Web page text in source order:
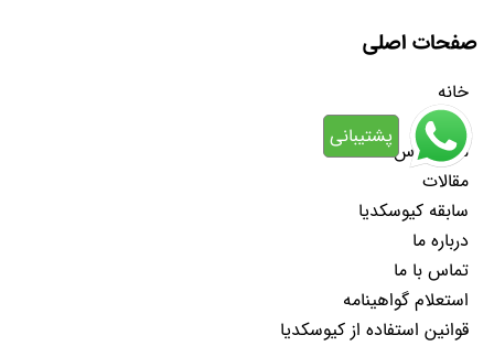
پشتیبانی
صفحات اصلی
خانه
دوره
مسترکلاس
مقالات
سابقه کیوسکدیا
درباره ما
تماس با ما
استعلام گواهینامه
قوانین استفاده از کیوسکدیا